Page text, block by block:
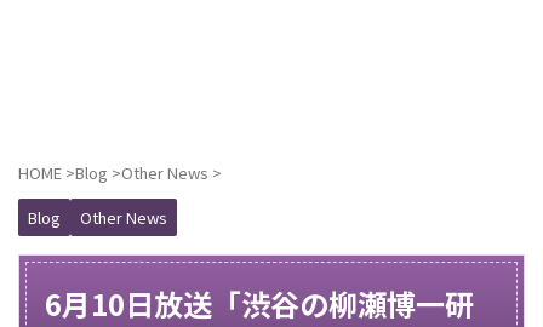
HOME >Blog >Other News >
Blog
Other News
6月10日放送「渋谷の柳瀬博一研